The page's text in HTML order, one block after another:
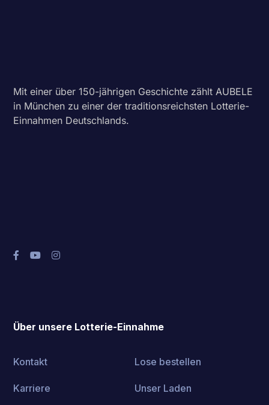
Mit einer über 150-jährigen Geschichte zählt AUBELE
in München zu einer der traditionsreichsten Lotterie-
Einnahmen Deutschlands.
Über unsere Lotterie-Einnahme
Kontakt Lose bestellen
Karriere Unser Laden